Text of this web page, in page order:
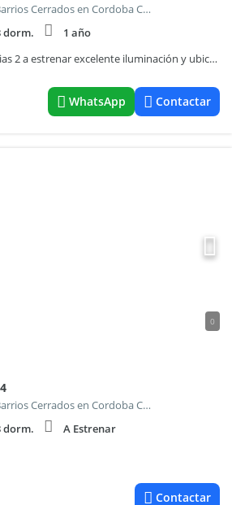
Siete Soles, Countries y Barrios Cerrados en Cordoba Capital
dorm.
1 año
Casa en Siete Soles Alqarias 2 a estrenar excelente iluminación y ubicación
WhatsApp Contactar
0
Siete Soles, Countries y Barrios Cerrados en Cordoba Capital
dorm.
A Estrenar
Contactar